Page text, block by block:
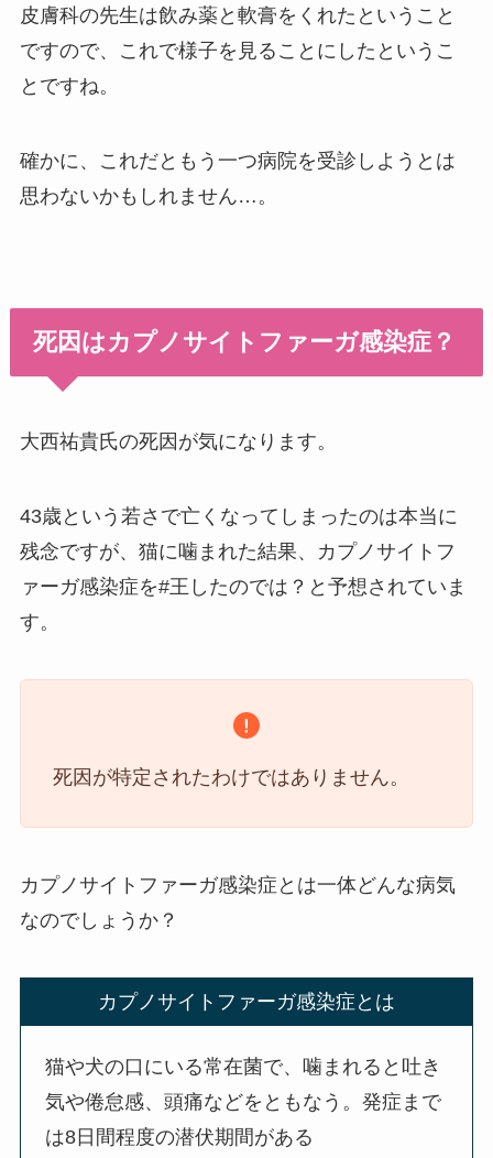
皮膚科の先生は飲み薬と軟膏をくれたということ
ですので、これで様子を見ることにしたというこ
とですね。
確かに、これだともう一つ病院を受診しようとは
思わないかもしれません…。
死因はカプノサイトファーガ感染症？
大西祐貴氏の死因が気になります。
43歳という若さで亡くなってしまったのは本当に
残念ですが、猫に噛まれた結果、カプノサイトフ
ァーガ感染症を#王したのでは？と予想されていま
す。
死因が特定されたわけではありません。
カプノサイトファーガ感染症とは一体どんな病気
なのでしょうか？
カプノサイトファーガ感染症とは
猫や犬の口にいる常在菌で、噛まれると吐き
気や倦怠感、頭痛などをともなう。発症まで
は8日間程度の潜伏期間がある